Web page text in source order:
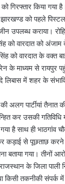
गिरफ्तार किया
झारखण्ड को पहले
उपलब्ध कराया।
को वारदात को
को वारदात के वक्त
के माध्यम से रायपुर
लिबास में शहर के
अलग पार्टीयां
कर उसकी
है साथ ही
कड़ाई से पूछताछ करने
गया। तीनों
के जिला
किसी तकनीकी